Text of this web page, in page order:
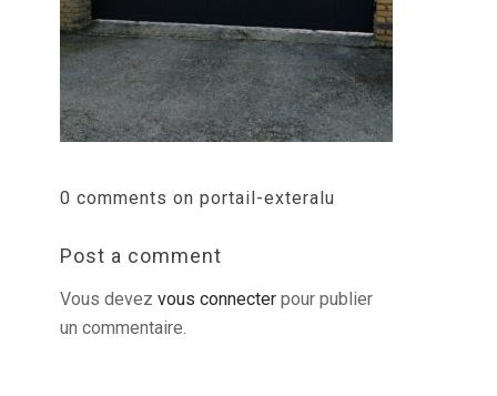
0 comments on portail-exteralu
Post a comment
Vous devez vous connecter pour publier
un commentaire.